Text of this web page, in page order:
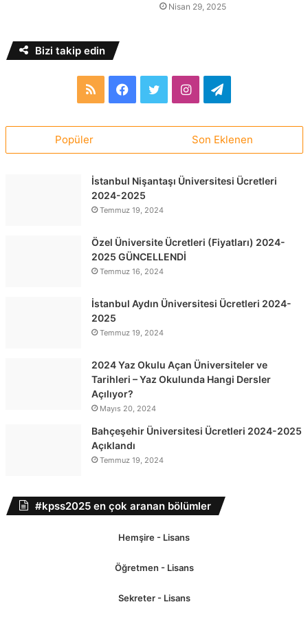
Nisan 29, 2025
Bizi takip edin
RSS Facebook
TwitterInstagramTelegram
Popüler Son Eklenen
İstanbul Nişantaşı Üniversitesi Ücretleri
2024-2025
Temmuz 19, 2024
Özel Üniversite Ücretleri (Fiyatları) 2024-
2025 GÜNCELLENDİ
Temmuz 16, 2024
İstanbul Aydın Üniversitesi Ücretleri 2024-
2025
Temmuz 19, 2024
2024 Yaz Okulu Açan Üniversiteler ve
Tarihleri – Yaz Okulunda Hangi Dersler
Açılıyor?
Mayıs 20, 2024
Bahçeşehir Üniversitesi Ücretleri 2024-2025
Açıklandı
Temmuz 19, 2024
#kpss2025 en çok aranan bölümler
Hemşire - Lisans
Öğretmen - Lisans
Sekreter - Lisans